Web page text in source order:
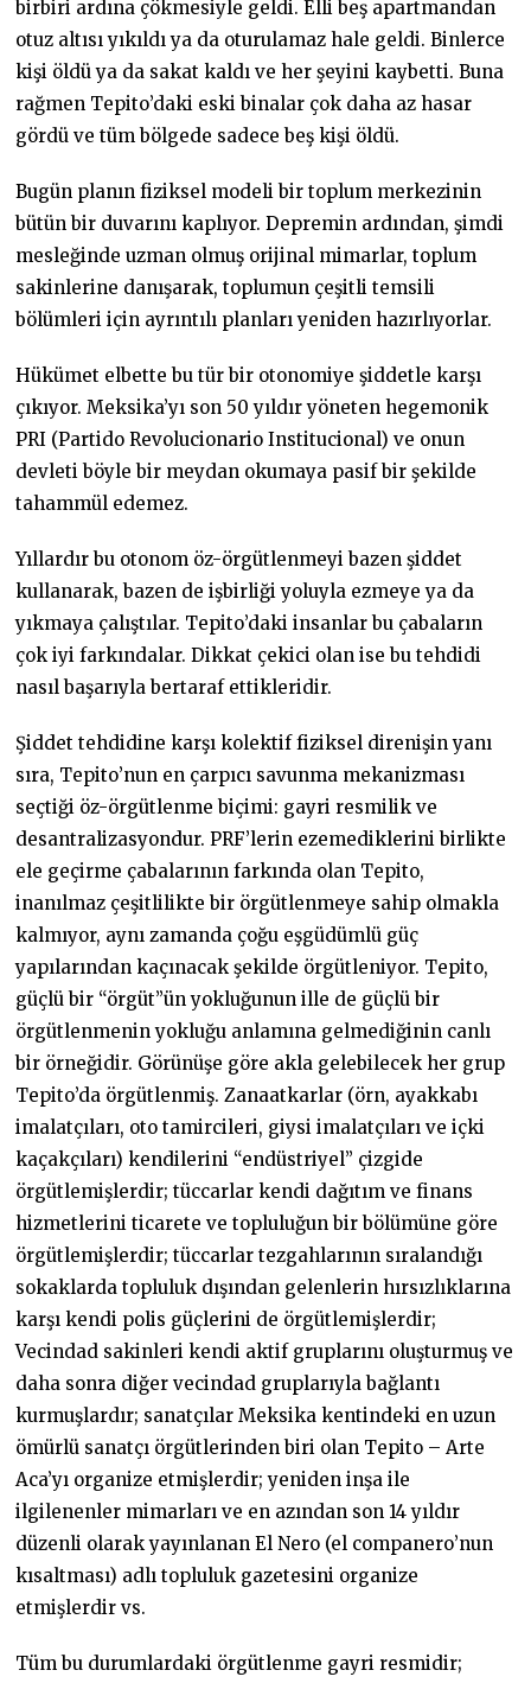
birbiri ardına çökmesiyle geldi. Elli beş apartmandan
otuz altısı yıkıldı ya da oturulamaz hale geldi. Binlerce
kişi öldü ya da sakat kaldı ve her şeyini kaybetti. Buna
rağmen Tepito’daki eski binalar çok daha az hasar
gördü ve tüm bölgede sadece beş kişi öldü.
Bugün planın fiziksel modeli bir toplum merkezinin
bütün bir duvarını kaplıyor. Depremin ardından, şimdi
mesleğinde uzman olmuş orijinal mimarlar, toplum
sakinlerine danışarak, toplumun çeşitli temsili
bölümleri için ayrıntılı planları yeniden hazırlıyorlar.
Hükümet elbette bu tür bir otonomiye şiddetle karşı
çıkıyor. Meksika’yı son 50 yıldır yöneten hegemonik
PRI (Partido Revolucionario Institucional) ve onun
devleti böyle bir meydan okumaya pasif bir şekilde
tahammül edemez.
Yıllardır bu otonom öz-örgütlenmeyi bazen şiddet
kullanarak, bazen de işbirliği yoluyla ezmeye ya da
yıkmaya çalıştılar. Tepito’daki insanlar bu çabaların
çok iyi farkındalar. Dikkat çekici olan ise bu tehdidi
nasıl başarıyla bertaraf ettikleridir.
Şiddet tehdidine karşı kolektif fiziksel direnişin yanı
sıra, Tepito’nun en çarpıcı savunma mekanizması
seçtiği öz-örgütlenme biçimi: gayri resmilik ve
desantralizasyondur. PRF’lerin ezemediklerini birlikte
ele geçirme çabalarının farkında olan Tepito,
inanılmaz çeşitlilikte bir örgütlenmeye sahip olmakla
kalmıyor, aynı zamanda çoğu eşgüdümlü güç
yapılarından kaçınacak şekilde örgütleniyor. Tepito,
güçlü bir “örgüt”ün yokluğunun ille de güçlü bir
örgütlenmenin yokluğu anlamına gelmediğinin canlı
bir örneğidir. Görünüşe göre akla gelebilecek her grup
Tepito’da örgütlenmiş. Zanaatkarlar (örn, ayakkabı
imalatçıları, oto tamircileri, giysi imalatçıları ve içki
kaçakçıları) kendilerini “endüstriyel” çizgide
örgütlemişlerdir; tüccarlar kendi dağıtım ve finans
hizmetlerini ticarete ve topluluğun bir bölümüne göre
örgütlemişlerdir; tüccarlar tezgahlarının sıralandığı
sokaklarda topluluk dışından gelenlerin hırsızlıklarına
karşı kendi polis güçlerini de örgütlemişlerdir;
Vecindad sakinleri kendi aktif gruplarını oluşturmuş ve
daha sonra diğer vecindad gruplarıyla bağlantı
kurmuşlardır; sanatçılar Meksika kentindeki en uzun
ömürlü sanatçı örgütlerinden biri olan Tepito – Arte
Aca’yı organize etmişlerdir; yeniden inşa ile
ilgilenenler mimarları ve en azından son 14 yıldır
düzenli olarak yayınlanan El Nero (el companero’nun
kısaltması) adlı topluluk gazetesini organize
etmişlerdir vs.
Tüm bu durumlardaki örgütlenme gayri resmidir;